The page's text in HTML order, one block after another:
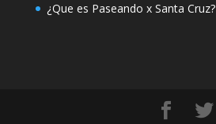
¿Que es Paseando x Santa Cruz?